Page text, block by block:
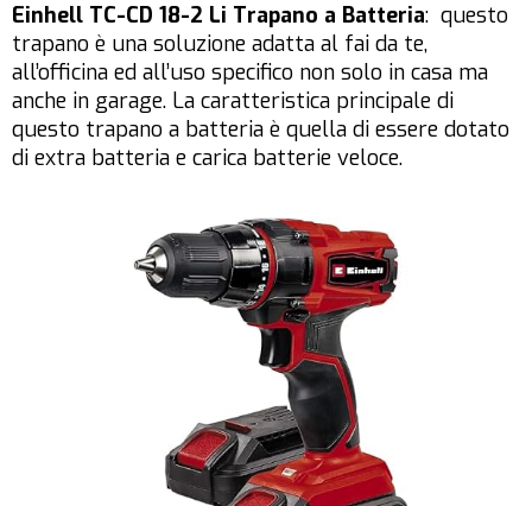
Einhell TC-CD 18-2 Li Trapano a Batteria: questo
trapano è una soluzione adatta al fai da te,
all’officina ed all’uso specifico non solo in casa ma
anche in garage. La caratteristica principale di
questo trapano a batteria è quella di essere dotato
di extra batteria e carica batterie veloce.